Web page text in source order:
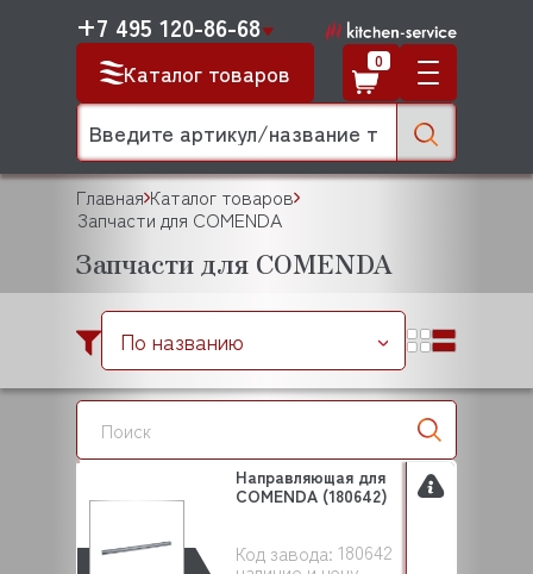
Каталог товаров
+7 495 120-86-68
0
Главная Каталог товаров
Запчасти для COMENDA
Запчасти для COMENDA
По названию
Код завода: 180642
Направляющая для
COMENDA (180642)